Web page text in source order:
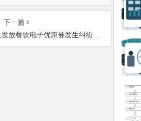
下一篇
餐饮电子优惠券发生纠纷诉讼案件